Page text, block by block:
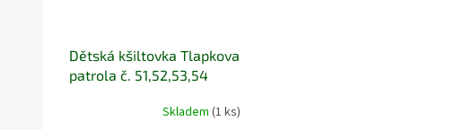
Dětská kšiltovka Tlapkova
patrola č. 51,52,53,54
Skladem (1 ks)